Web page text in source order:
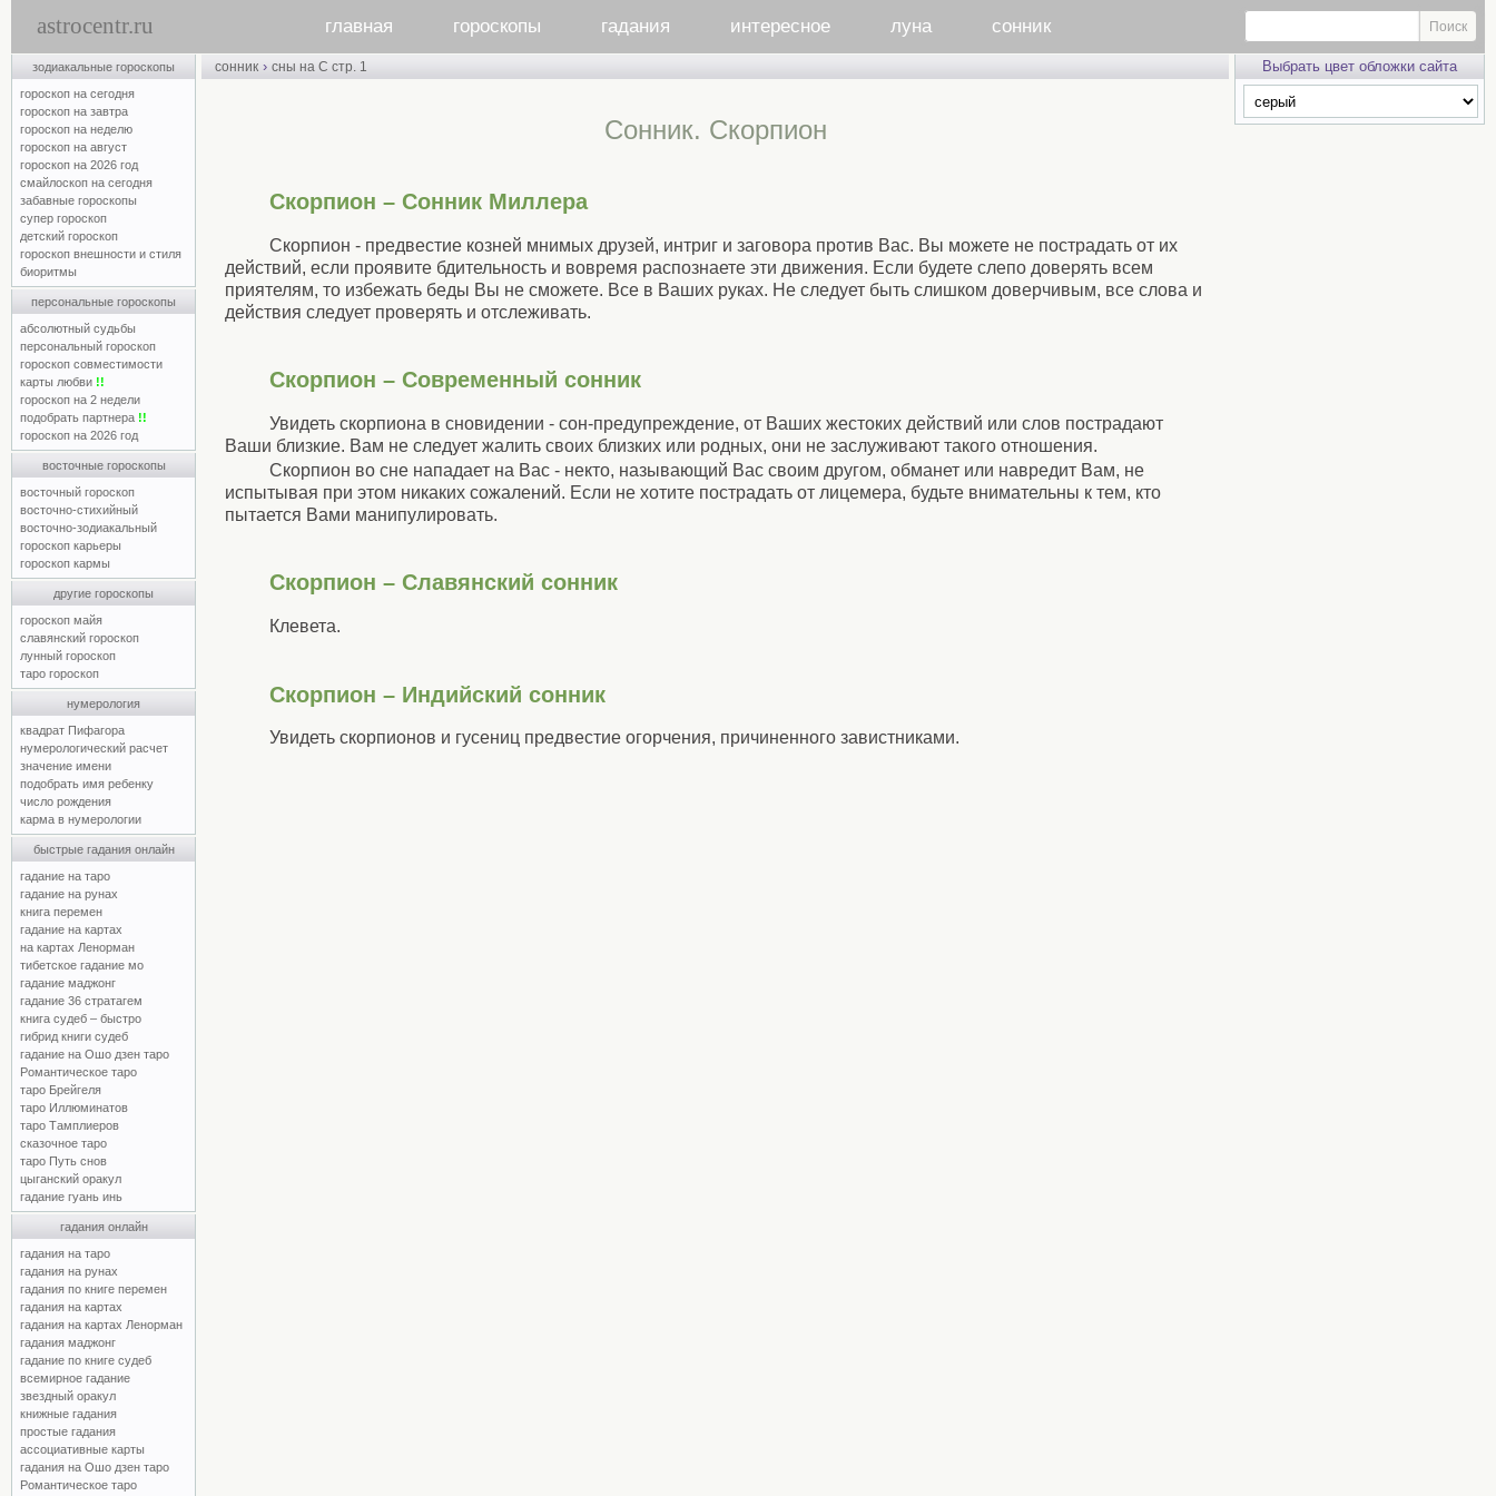
astrocentr.ru главная гороскопы гадания интересное луна сонник
зодиакальные гороскопы
гороскоп на сегодня
гороскоп на завтра
гороскоп на неделю
гороскоп на август
гороскоп на 2026 год
смайлоскоп на сегодня
забавные гороскопы
супер гороскоп
детский гороскоп
гороскоп внешности и стиля
биоритмы
персональные гороскопы
абсолютный судьбы
персональный гороскоп
гороскоп совместимости
карты любви !!
гороскоп на 2 недели
подобрать партнера !!
гороскоп на 2026 год
восточные гороскопы
восточный гороскоп
восточно-стихийный
восточно-зодиакальный
гороскоп карьеры
гороскоп кармы
другие гороскопы
гороскоп майя
славянский гороскоп
лунный гороскоп
таро гороскоп
нумерология
квадрат Пифагора
нумерологический расчет
значение имени
подобрать имя ребенку
число рождения
карма в нумерологии
быстрые гадания онлайн
гадание на таро
гадание на рунах
книга перемен
гадание на картах
на картах Ленорман
тибетское гадание мо
гадание маджонг
гадание 36 стратагем
книга судеб – быстро
гибрид книги судеб
гадание на Ошо дзен таро
Романтическое таро
таро Брейгеля
таро Иллюминатов
таро Тамплиеров
сказочное таро
таро Путь снов
цыганский оракул
гадание гуань инь
гадания онлайн
гадания на таро
гадания на рунах
гадания по книге перемен
гадания на картах
гадания на картах Ленорман
гадания маджонг
гадание по книге судеб
всемирное гадание
звездный оракул
книжные гадания
простые гадания
ассоциативные карты
гадания на Ошо дзен таро
Романтическое таро
сонник › сны на С стр. 1
Cонник. Скорпион
Скорпион – Сонник Миллера
Скорпион - предвестие козней мнимых друзей, интриг и заговора против Вас. Вы можете не пострадать от их
действий, если проявите бдительность и вовремя распознаете эти движения. Если будете слепо доверять всем
приятелям, то избежать беды Вы не сможете. Все в Ваших руках. Не следует быть слишком доверчивым, все слова и
действия следует проверять и отслеживать.
Скорпион – Современный сонник
Увидеть скорпиона в сновидении - сон-предупреждение, от Ваших жестоких действий или слов пострадают
Ваши близкие. Вам не следует жалить своих близких или родных, они не заслуживают такого отношения.
Скорпион во сне нападает на Вас - некто, называющий Вас своим другом, обманет или навредит Вам, не
испытывая при этом никаких сожалений. Если не хотите пострадать от лицемера, будьте внимательны к тем, кто
пытается Вами манипулировать.
Скорпион – Славянский сонник
Клевета.
Скорпион – Индийский сонник
Увидеть скорпионов и гусениц предвестие огорчения, причиненного завистниками.
Выбрать цвет обложки сайта